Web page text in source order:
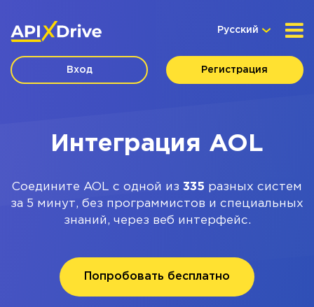
Русский
Вход Регистрация
Интеграция AOL
Соедините AOL с одной из 335 разных систем
за 5 минут, без программистов и специальных
знаний, через веб интерфейс.
Попробовать бесплатно